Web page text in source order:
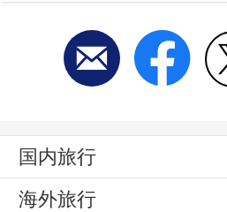
国内旅行
海外旅行